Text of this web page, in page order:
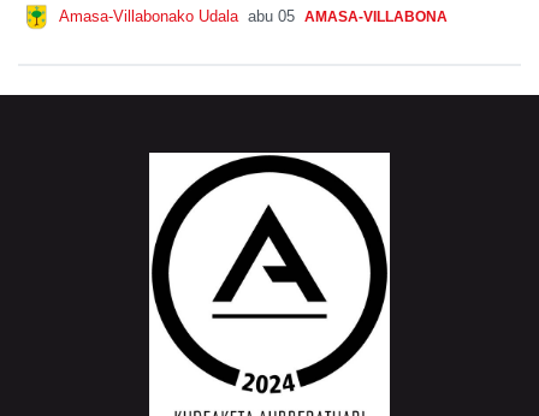
Amasa-Villabonako Udala abu 05 AMASA-VILLABONA